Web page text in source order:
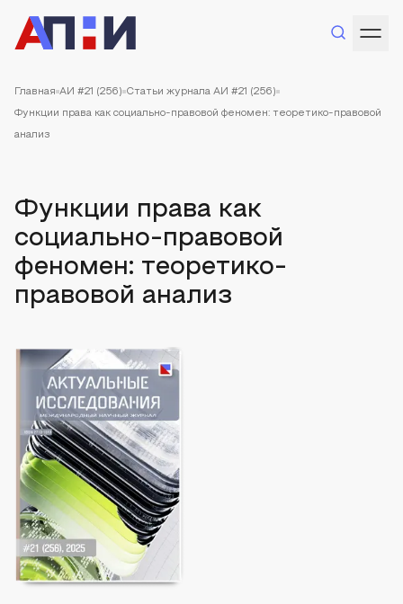
Главная АИ #21 (256) Статьи журнала АИ #21 (256)
Функции права как социально-правовой феномен: теоретико-правовой
анализ
Функции права как
социально-правовой
феномен: теоретико-
правовой анализ